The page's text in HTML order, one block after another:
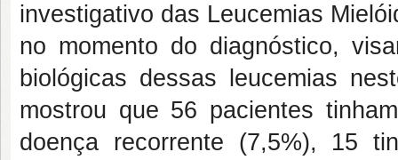
investigativo das Leucemias
no momento do diagnóstico,
biológicas dessas leucemias
mostrou que 56 pacientes
doença recorrente (7,5%), 15